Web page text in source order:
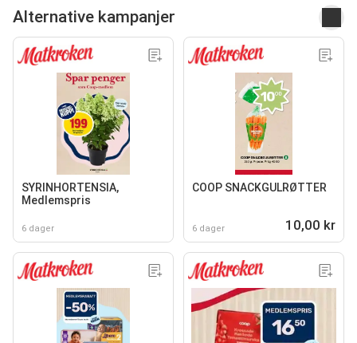
Alternative kampanjer
SYRINHORTENSIA,
Medlemspris
6 dager
COOP SNACKGULRØTTER
6 dager 10,00 kr